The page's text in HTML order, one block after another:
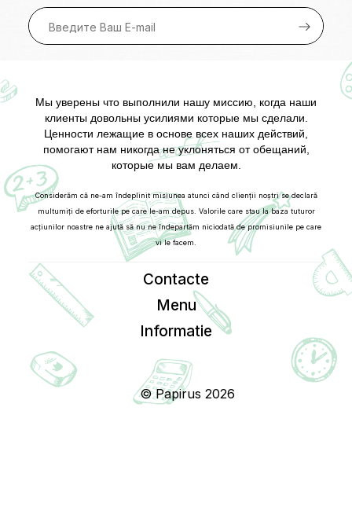
Мы уверены что выполнили нашу миссию, когда наши
клиенты довольны усилиями которые мы сделали.
Ценности лежащие в основе всех наших действий,
помогают нам никогда не уклоняться от обещаний,
которые мы вам делаем.
Considerăm că ne-am îndeplinit misiunea atunci când clienții noștri se declară
multumiți de eforturile pe care le-am depus. Valorile care stau la baza tuturor
acțiunilor noastre ne ajută să nu ne îndepartăm niciodată de promisiunile pe care
vi le facem.
Contacte
Menu
Informatie
© Papirus 2026